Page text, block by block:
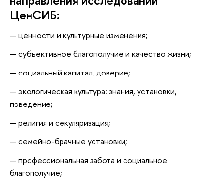
ЦенСИБ:
ценности и культурные изменения;
субъективное благополучие и качество жизни;
социальный капитал, доверие;
экологическая культура: знания, установки,
поведение;
религия и секуляризация;
семейно-брачные установки;
профессиональная забота и социальное
благополучие;